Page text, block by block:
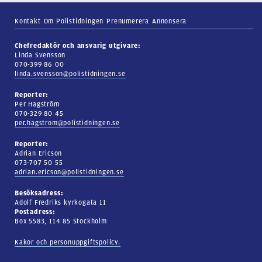
Kontakt Om Polistidningen Prenumerera Annonsera
Chefredaktör och ansvarig utgivare:
Linda Svensson
070-399 86 00
linda.svensson@polistidningen.se
Reporter:
Per Hagström
070-329 80 45
per.hagstrom@polistidningen.se
Reporter:
Adrian Ericson
073-707 50 55
adrian.ericson@polistidningen.se
Besöksadress:
Adolf Fredriks kyrkogata 11
Postadress:
Box 5583, 114 85 Stockholm
Kakor och personuppgiftspolicy.